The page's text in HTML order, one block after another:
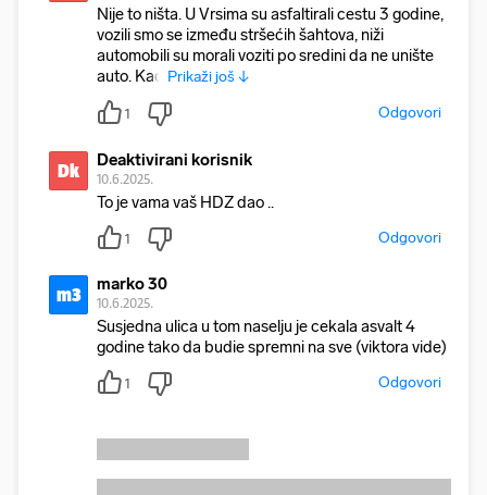
Nije to ništa. U Vrsima su asfaltirali cestu 3 godine,
vozili smo se između stršećih šahtova, niži
automobili su morali voziti po sredini da ne unište
auto. Kad Prikaži još ↓
1 Odgovori
Dk Deaktivirani korisnik
10.6.2025.
To je vama vaš HDZ dao ..
1 Odgovori
m3 marko 30
10.6.2025.
Susjedna ulica u tom naselju je cekala asvalt 4
godine tako da budie spremni na sve (viktora vide)
1 Odgovori